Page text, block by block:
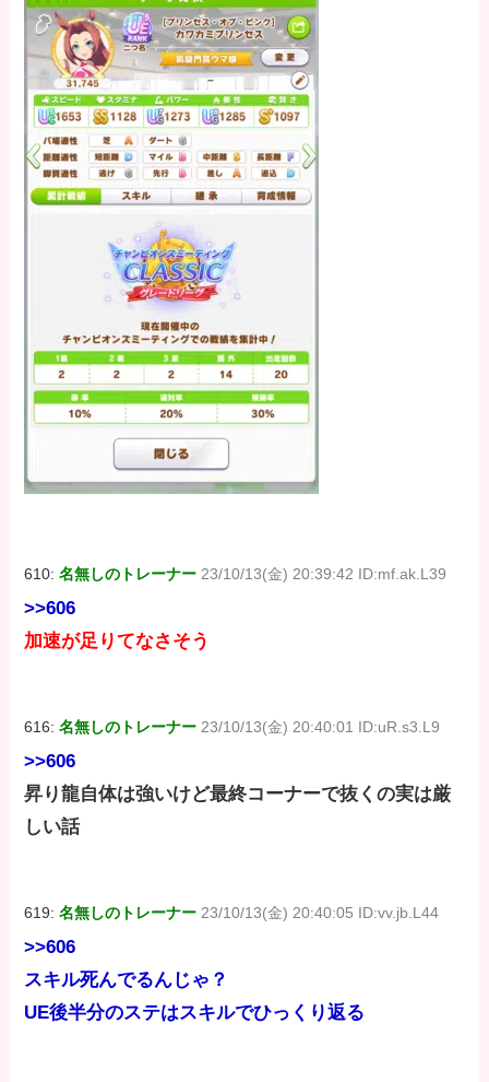
610:名無しのトレーナー 23/10/13(金) 20:39:42 ID:mf.ak.L39
>>606
加速が足りてなさそう
616:名無しのトレーナー 23/10/13(金) 20:40:01 ID:uR.s3.L9
>>606
昇り龍自体は強いけど最終コーナーで抜くの実は厳
しい話
619:名無しのトレーナー 23/10/13(金) 20:40:05 ID:vv.jb.L44
>>606
スキル死んでるんじゃ？
UE後半分のステはスキルでひっくり返る